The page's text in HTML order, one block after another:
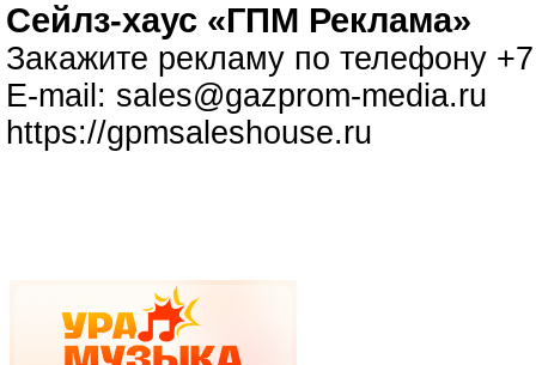
Cейлз-хаус «ГПМ Реклама»
Закажите рекламу по телефону
E-mail: sales@gazprom-media.ru
https://gpmsaleshouse.ru